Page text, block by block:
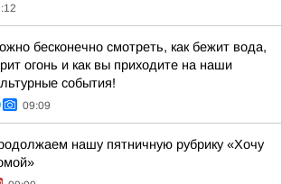
бесконечно смотреть, как бежит вода,
огонь и как вы приходите на наши
события!
09:09
нашу пятничную рубрику «Хочу